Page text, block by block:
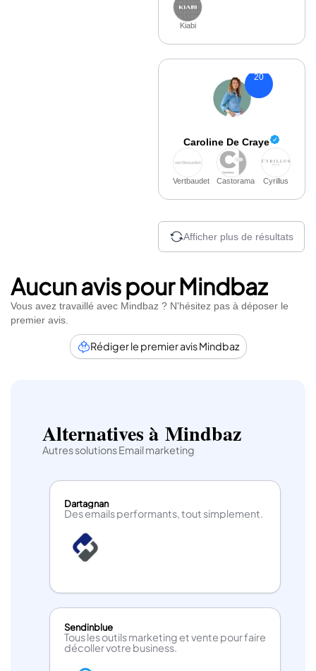
Kiabi
20
Caroline De Craye
Vertbaudet Castorama Cyrillus
Afficher plus de résultats
Aucun avis pour Mindbaz
Vous avez travaillé avec Mindbaz ? N'hésitez pas à déposer le
premier avis.
Rédiger le premier avis Mindbaz
Alternatives à Mindbaz
Autres solutions Email marketing
Dartagnan
Des emails performants, tout simplement.
Sendinblue
Tous les outils marketing et vente pour faire
décoller votre business.